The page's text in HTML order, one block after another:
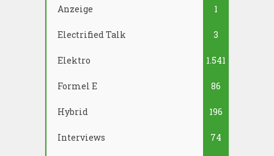
Anzeige 1
Electrified Talk 3
Elektro 1.541
Formel E 86
Hybrid 196
Interviews 74